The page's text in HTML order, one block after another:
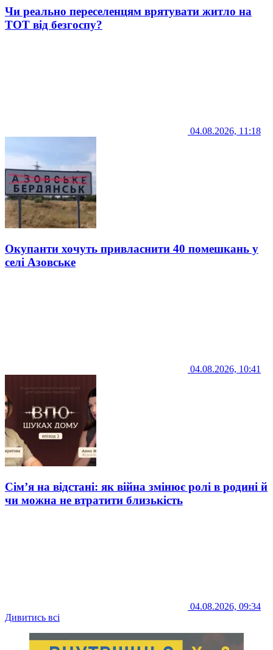
Чи реально переселенцям врятувати житло на
ТОТ від безгоспу?
04.08.2026, 11:18
Окупанти хочуть привласнити 40 помешкань у
селі Азовське
04.08.2026, 10:41
Сім’я на відстані: як війна змінює ролі в родині й
чи можна не втратити близькість
04.08.2026, 09:34
Дивитись всі